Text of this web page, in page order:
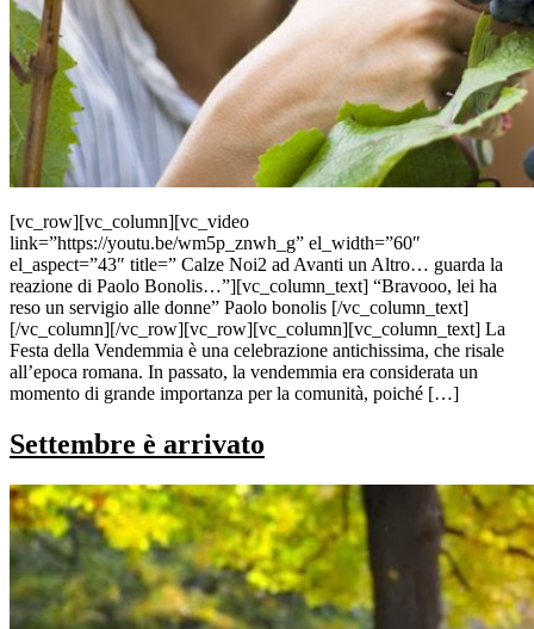
[vc_row][vc_column][vc_video
link=”https://youtu.be/wm5p_znwh_g” el_width=”60″
el_aspect=”43″ title=” Calze Noi2 ad Avanti un Altro… guarda la
reazione di Paolo Bonolis…”][vc_column_text] “Bravooo, lei ha
reso un servigio alle donne” Paolo bonolis [/vc_column_text]
[/vc_column][/vc_row][vc_row][vc_column][vc_column_text] La
Festa della Vendemmia è una celebrazione antichissima, che risale
all’epoca romana. In passato, la vendemmia era considerata un
momento di grande importanza per la comunità, poiché […]
Settembre è arrivato